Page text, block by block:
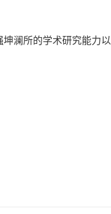
澜所的学术研究能力以